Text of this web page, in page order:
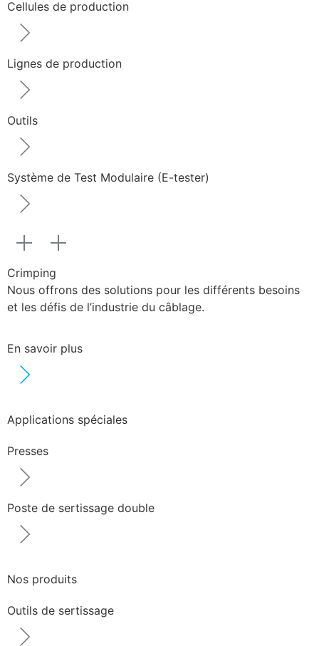
Cellules de production
Lignes de production
Outils
Système de Test Modulaire (E-tester)
Crimping
Nous offrons des solutions pour les différents besoins
et les défis de l’industrie du câblage.
En savoir plus
Applications spéciales
Presses
Poste de sertissage double
Nos produits
Outils de sertissage